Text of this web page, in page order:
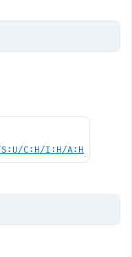
S:U/C:H/I:H/A:H